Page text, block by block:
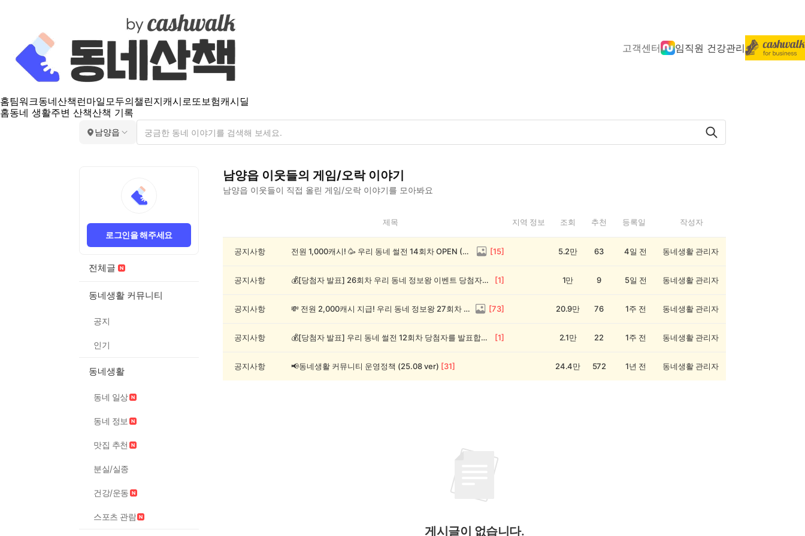
고객센터 임직원 건강관리
홈팀워크동네산책 런마일모두의챌린지캐시로또보험캐시딜
홈동네 생활주변 산책산책 기록
남양읍
로그인을 해주세요
전체글
동네생활 커뮤니티
공지
인기
동네생활
동네 일상
동네 정보
맛집 추천
분실/실종
건강/운동
스포츠 관람
남양읍 이웃들의 게임/오락이야기
남양읍 이웃들이 직접 올린 게임/오락 이야기를 모아봐요
읍
제목 지역 정보 조회 추천 등록일 작성자
공지사항 전원 1,000캐시! 🥳 우리 동네 썰전 14회차 OPEN (~8/17) [15] 5.2만 63 4일 전 동네생활 관리자
공지사항 💰[당첨자 발표] 26회차 우리 동네 정보왕 이벤트 당첨자를 발표합니다! [1] 1만 9 5일 전 동네생활 관리자
공지사항 💸 전원 2,000캐시 지급! 우리 동네 정보왕 27회차 (~8/10) [73] 20.9만 76 1주 전 동네생활 관리자
공지사항 💰[당첨자 발표] 우리 동네 썰전 12회차 당첨자를 발표합니다! [1] 2.1만 22 1주 전 동네생활 관리자
공지사항 📢동네생활 커뮤니티 운영정책 (25.08 ver) [31] 24.4만 572 1년 전 동네생활 관리자
게시글이 없습니다.